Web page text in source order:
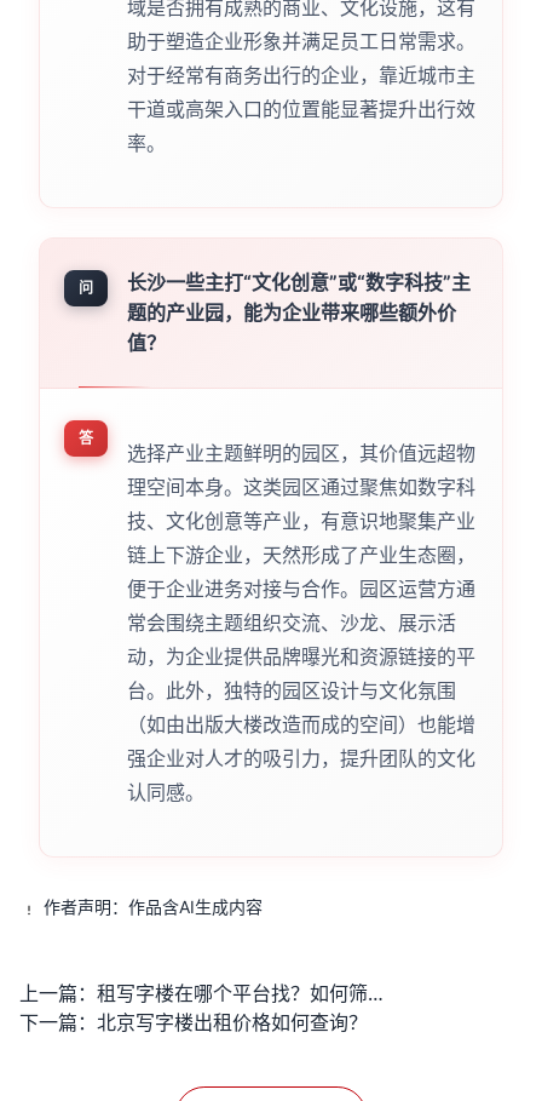
域是否拥有成熟的商业、文化设施，这有
助于塑造企业形象并满足员工日常需求。
对于经常有商务出行的企业，靠近城市主
干道或高架入口的位置能显著提升出行效
率。
问
长沙一些主打“文化创意”或“数字科技”主
题的产业园，能为企业带来哪些额外价
值？
答
选择产业主题鲜明的园区，其价值远超物
理空间本身。这类园区通过聚焦如数字科
技、文化创意等产业，有意识地聚集产业
链上下游企业，天然形成了产业生态圈，
便于企业进务对接与合作。园区运营方通
常会围绕主题组织交流、沙龙、展示活
动，为企业提供品牌曝光和资源链接的平
台。此外，独特的园区设计与文化氛围
（如由出版大楼改造而成的空间）也能增
强企业对人才的吸引力，提升团队的文化
认同感。
作者声明：作品含AI生成内容
上一篇：
租写字楼在哪个平台找？如何筛选靠谱房源避免踩坑？
下一篇： 北京写字楼出租价格如何查询？